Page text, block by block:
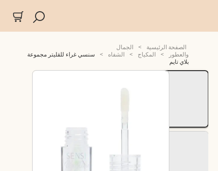
الصفحة الرئيسية >
الجمال
والعطور
> المكياج > الشفاه >
سنسي غراء للقليتر مجموعة
بلاي تايم